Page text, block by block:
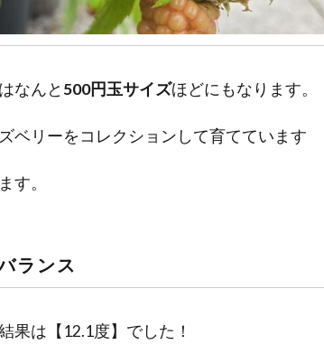
なんと 500円玉サイズほどにもなります。
ベリーをコレクションして育てています
す。
ランス
果は【12.1度】でした！